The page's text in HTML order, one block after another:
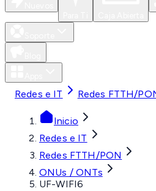
Redes e IT Redes FTTH/
Inicio
Redes e IT
Redes FTTH/PON
ONUs / ONTs
UF-WIFI6